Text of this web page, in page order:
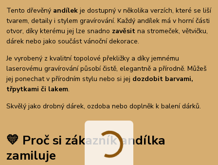
Tento dřevěný andílek je dostupný v několika verzích, které se liší
tvarem, detaily i stylem gravírování. Každý andílek má v horní části
otvor, díky kterému jej lze snadno zavěsit na stromeček, větvičku,
dárek nebo jako součást vánoční dekorace.
Je vyrobený z kvalitní topolové překližky a díky jemnému
laserovému gravírování působí čistě, elegantně a přírodně. Můžeš
jej ponechat v přírodním stylu nebo si jej dozdobit barvami,
třpytkami či lakem.
Skvělý jako drobný dárek, ozdoba nebo doplněk k balení dárků.
💛 Proč si zákazník andílka
zamiluje